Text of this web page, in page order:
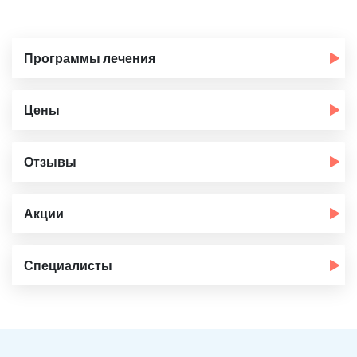
Программы лечения
Цены
Отзывы
Акции
Специалисты